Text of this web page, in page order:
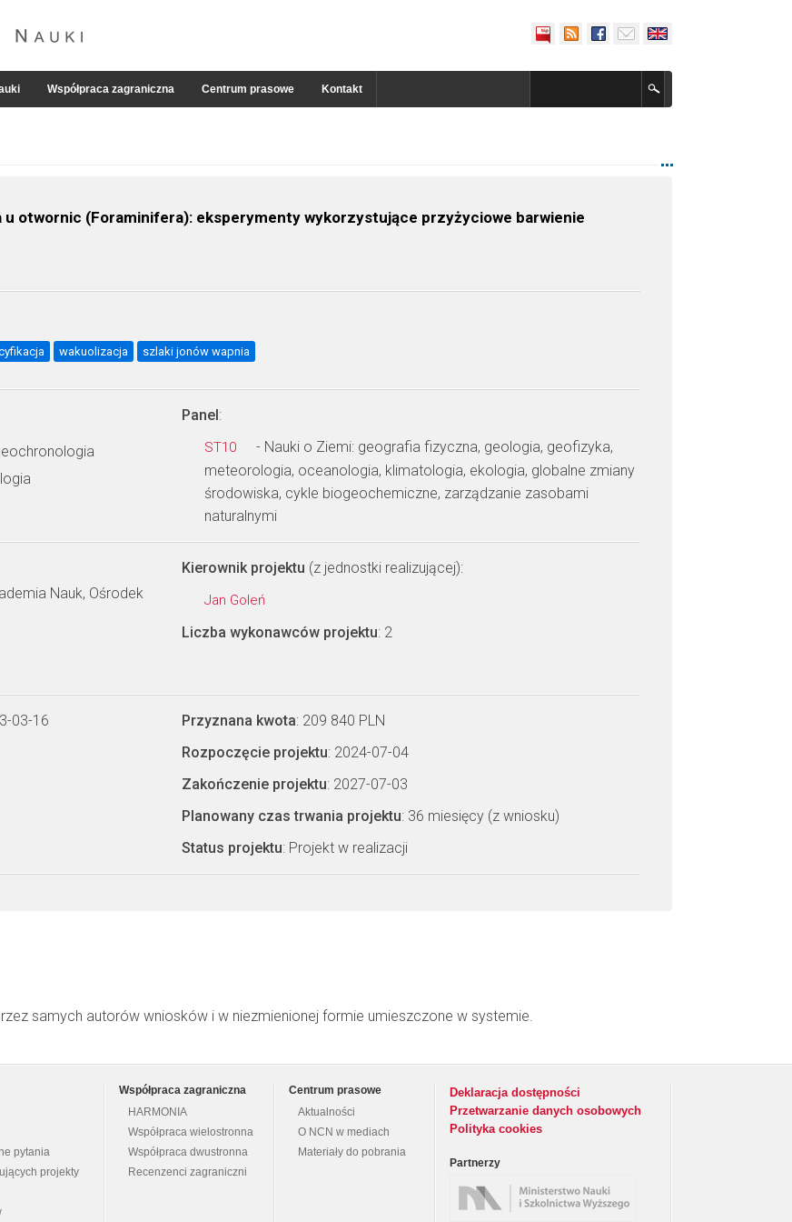
Współpraca zagraniczna Centrum prasowe Kontakt
u otwornic (Foraminifera): eksperymenty wykorzystujące przyżyciowe barwienie
wakuolizacja szlaki jonów wapnia
Panel:
ST10
- Nauki o Ziemi: geografia fizyczna, geologia, geofizyka,
meteorologia, oceanologia, klimatologia, ekologia, globalne zmiany
środowiska, cykle biogeochemiczne, zarządzanie zasobami
naturalnymi
Nauk, Ośrodek
Kierownik projektu (z jednostki realizującej):
Jan Goleń
Liczba wykonawców projektu: 2
03-16 Przyznana kwota: 209 840 PLN
Rozpoczęcie projektu: 2024-07-04
Zakończenie projektu: 2027-07-03
Planowany czas trwania projektu: 36 miesięcy (z wniosku)
Status projektu: Projekt w realizacji
samych autorów wniosków i w niezmienionej formie umieszczone w systemie.
pytania
projekty
Współpraca zagraniczna
HARMONIA
Współpraca wielostronna
Współpraca dwustronna
Recenzenci zagraniczni
Centrum prasowe
Aktualności
O NCN w mediach
Materiały do pobrania
Deklaracja dostępności
Przetwarzanie danych osobowych
Polityka cookies
Partnerzy